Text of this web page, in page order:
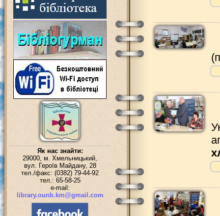
Як нас знайти:
29000, м. Хмельницький,
вул. Героїв Майдану, 28
тел./факс: (0382) 79-44-92
тел.: 65-58-25
e-mail:
library.ounb.km@gmail.com